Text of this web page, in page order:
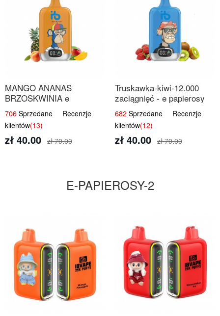
MANGO ANANAS
BRZOSKWINIA e
papierosy – 12.000
zaciągnięć
706 Sprzedane Recenzje
klientów(13)
zł 40.00 zł 79.00
Truskawka-kiwi-12.000
zaciągnięć - e papierosy
jednorazowe
682 Sprzedane Recenzje
klientów(12)
zł 40.00 zł 79.00
E-PAPIEROSY-2